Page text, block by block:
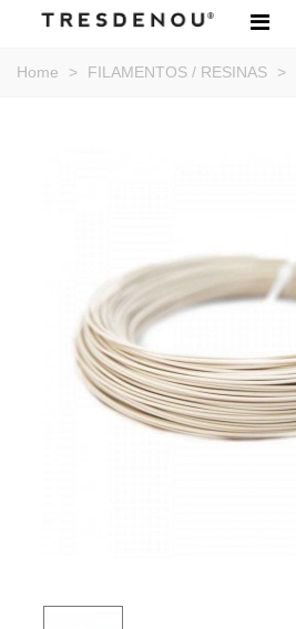
Home > FILAMENTOS / RESINAS >